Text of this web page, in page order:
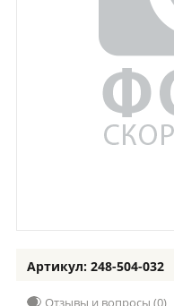
Артикул: 248-504-032
Отзывы и вопросы (0)